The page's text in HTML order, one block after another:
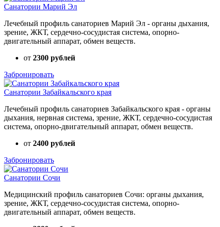
Санатории Марий Эл
Лечебный профиль санаториев Марий Эл - органы дыхания,
зрение, ЖКТ, сердечно-сосудистая система, опорно-
двигательный аппарат, обмен веществ.
от 2300 рублей
Забронировать
Санатории Забайкальского края
Лечебный профиль санаториев Забайкальского края - органы
дыхания, нервная система, зрение, ЖКТ, сердечно-сосудистая
система, опорно-двигательный аппарат, обмен веществ.
от 2400 рублей
Забронировать
Санатории Сочи
Медицинский профиль санаториев Сочи: органы дыхания,
зрение, ЖКТ, сердечно-сосудистая система, опорно-
двигательный аппарат, обмен веществ.